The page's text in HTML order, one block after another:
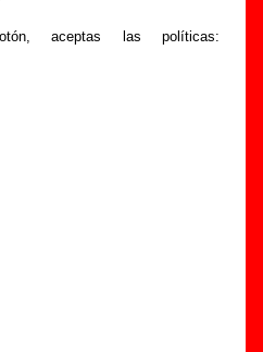
aceptas las políticas:
ayudar acompletar esta